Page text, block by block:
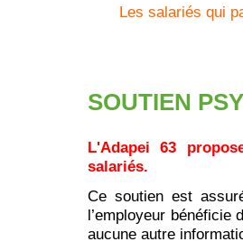
Les salariés qui
SOUTIEN
L'Adapei 63
salariés.
Ce soutien est
l’employeur bénéficie
aucune autre